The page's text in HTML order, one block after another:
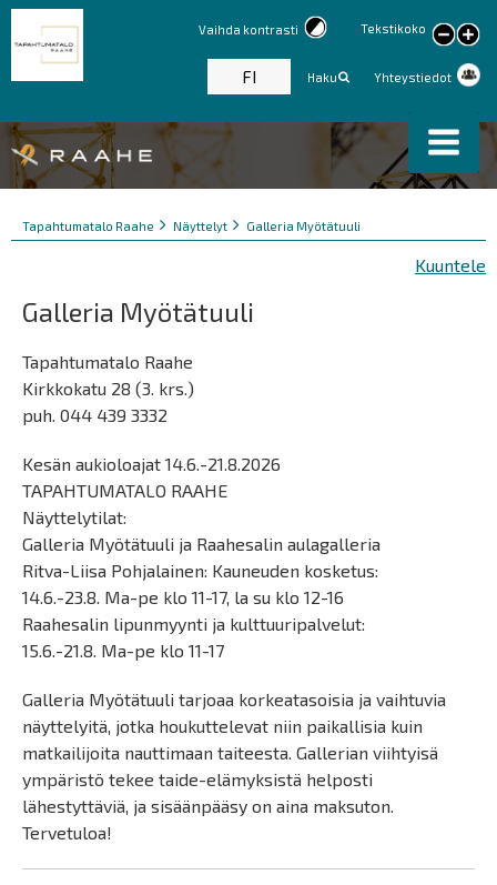
Tekstikoko
text
Vaihda kontrasti
Haku Yhteystiedot
FI
Murupolku
You
Tapahtumatalo Raahe Näyttelyt Galleria Myötätuuli
Kuuntele
Galleria Myötätuuli
Tapahtumatalo Raahe
Kirkkokatu 28 (3. krs.)
puh. 044 439 3332
Kesän aukioloajat 14.6.-21.8.2026
TAPAHTUMATALO RAAHE
Näyttelytilat:
Galleria Myötätuuli ja Raahesalin aulagalleria
Ritva-Liisa Pohjalainen: Kauneuden kosketus:
14.6.-23.8. Ma-pe klo 11-17, la su klo 12-16
Raahesalin lipunmyynti ja kulttuuripalvelut:
15.6.-21.8. Ma-pe klo 11-17
Galleria Myötätuuli tarjoaa korkeatasoisia ja vaihtuvia
näyttelyitä, jotka houkuttelevat niin paikallisia kuin
matkailijoita nauttimaan taiteesta. Gallerian viihtyisä
ympäristö tekee taide-elämyksistä helposti
lähestyttäviä, ja sisäänpääsy on aina maksuton.
Tervetuloa!